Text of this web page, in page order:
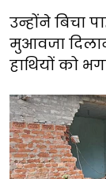
उन्होंने बिचा
मुआवजा
हाथियों को